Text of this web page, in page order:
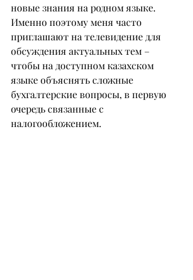
новые знания на родном языке.
Именно поэтому меня часто
приглашают на телевидение для
обсуждения актуальных тем –
чтобы на доступном казахском
языке объяснять сложные
бухгалтерские вопросы, в первую
очередь связанные с
налогообложением.